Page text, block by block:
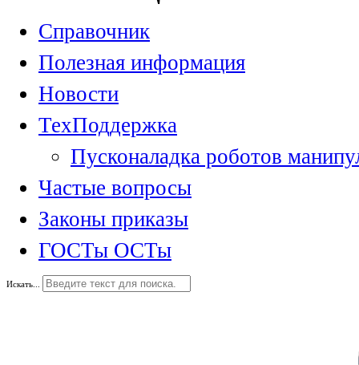
Справочник
Полезная информация
Новости
ТехПоддержка
Пусконаладка роботов
Частые вопросы
Законы приказы
ГОСТы ОСТы
Искать...